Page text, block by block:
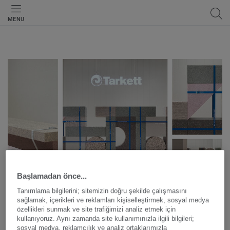
MENU
Tasarım
Başlamadan önce...
Tanımlama bilgilerini; sitemizin doğru şekilde çalışmasını
sağlamak, içerikleri ve reklamları kişiselleştirmek, sosyal medya
özellikleri sunmak ve site trafiğimizi analiz etmek için
kullanıyoruz. Aynı zamanda site kullanımınızla ilgili bilgileri;
sosyal medya, reklamcılık ve analiz ortaklarımızla